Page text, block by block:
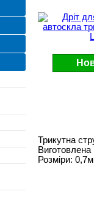
Трикутна
Виготовлена
Розміри: